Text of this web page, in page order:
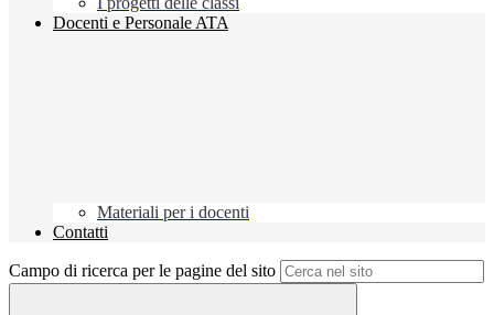
Docenti e Personale ATA
Materiali per i docenti
Contatti
Campo di ricerca per le pagine del sito